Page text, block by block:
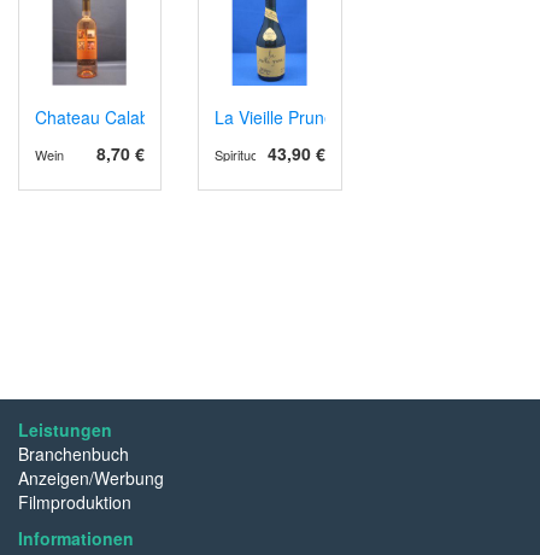
Chateau Calabre AOP Bergerac 2024 Rosé
8,70 €
Wein
La Vieille Prune
43,90 €
Spirituosen
Leistungen
Branchenbuch
Anzeigen/Werbung
Filmproduktion
Informationen